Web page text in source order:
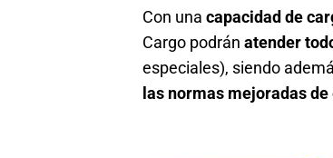
Con una capacidad de
Cargo podrán atender
especiales), siendo
las normas mejoradas de